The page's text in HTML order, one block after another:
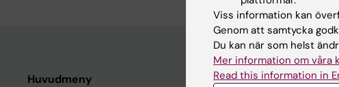
Huvudmeny
Student
Viss information kan
Genom att samtycka
Du kan när som helst
Mer information om våra
Read this information in